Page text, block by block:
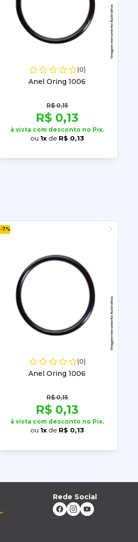
(0)
Anel Oring 1006
R$ 0,15
R$ 0,13
à vista com desconto no Pix.
ou 1xde R$ 0,13
-7%
(0)
Anel Oring 1006
R$ 0,15
R$ 0,13
à vista com desconto no Pix.
ou 1xde R$ 0,13
Rede Social